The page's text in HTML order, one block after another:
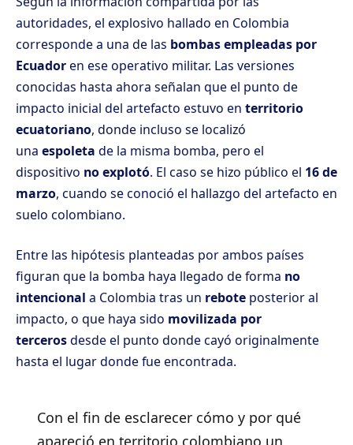
autoridades, el explosivo hallado en Colombia
corresponde a una de las bombas empleadas por
Ecuadoren ese operativo militar. Las versiones
conocidas hasta ahora señalan que el punto de
impacto inicial del artefacto estuvo en territorio
ecuatoriano, donde incluso se localizó
una espoleta de la misma bomba, pero el
dispositivo no explotó. El caso se hizo público el 16 de
marzo, cuando se conoció el hallazgo del artefacto en
suelo colombiano.
Entre las hipótesis planteadas por ambos países
figuran que la bomba haya llegado de forma no
intencional a Colombia tras un rebote posterior al
impacto, o que haya sido movilizada por
tercerosdesde el punto donde cayó originalmente
hasta el lugar donde fue encontrada.
Con el fin de esclarecer cómo y por qué